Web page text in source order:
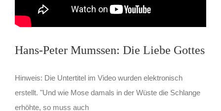
Hans-Peter Mumssen: Die Liebe Gottes
Hinweis: Die Untertitel im Video wurden elektronisch
erstellt. "Und wie Mose damals in der Wüste die Schlange
erhöhte, so muss auch